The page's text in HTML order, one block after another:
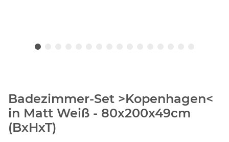
Badezimmer-Set >Kopenhagen<
in Matt Weiß - 80x200x49cm
(BxHxT)